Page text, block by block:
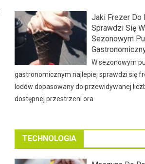
Jaki Frezer Do
Sprawdzi Się W
Sezonowym
W sezonowym
gastronomicznym najlepiej sprawdzi się
lodów dopasowany do przewidywanej
dostępnej przestrzeni ora
TECHNOLOGIA